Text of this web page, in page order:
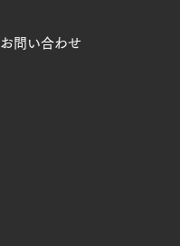
お問い合わせ